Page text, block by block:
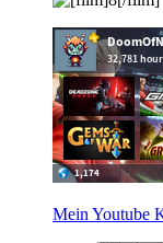
Mein Youtube